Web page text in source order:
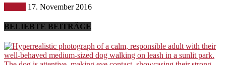
17. November 2016
BELIEBTE BEITRÄGE